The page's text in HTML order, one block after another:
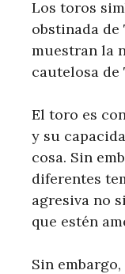
Los toros
obstinada
muestran la
cautelosa de
El toro es
y su
cosa. Sin
diferentes
agresiva no
que estén
Sin